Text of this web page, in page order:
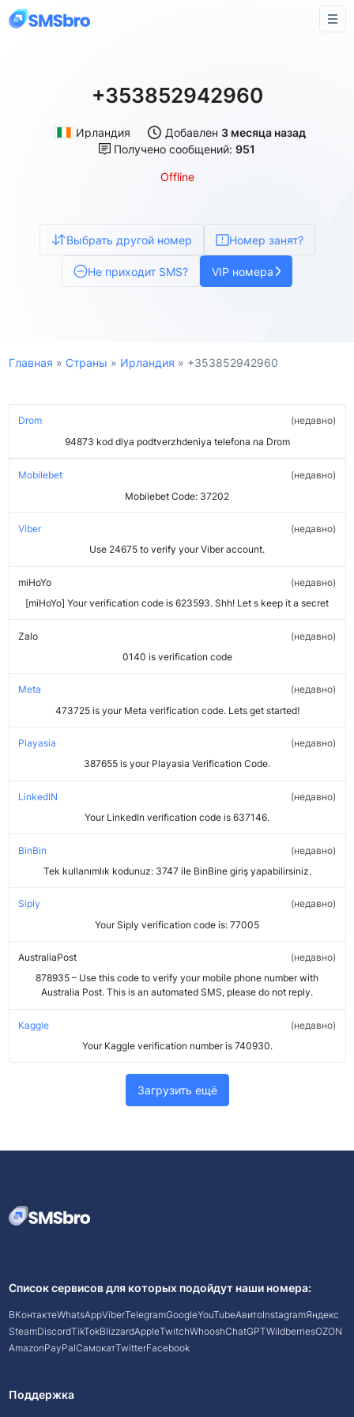
+353852942960
Ирландия Добавлен 3 месяца назад
Получено сообщений: 951
Offline
Выбрать другой номер Номер занят?
Не приходит SMS? VIP номера
Главная » Страны » Ирландия » +353852942960
Drom
94873 kod dlya podtverzhdeniya telefona na Drom
недавно
Mobilebet
Mobilebet Code: 37202
недавно
Viber
Use 24675 to verify your Viber account.
недавно
miHoYo
[miHoYo] Your verification code is 623593. Shh! Let s keep it a secret
недавно
Zalo
0140 is verification code
недавно
Meta
473725 is your Meta verification code. Lets get started!
недавно
Playasia
387655 is your Playasia Verification Code.
недавно
LinkedIN
Your LinkedIn verification code is 637146.
недавно
BinBin
Tek kullanımlık kodunuz: 3747 ile BinBine giriş yapabilirsiniz.
недавно
Siply
Your Siply verification code is: 77005
недавно
AustraliaPost
878935 – Use this code to verify your mobile phone number with
Australia Post. This is an automated SMS, please do not reply.
недавно
Kaggle
Your Kaggle verification number is 740930.
недавно
Загрузить ещё
Список сервисов для которых подойдут наши номера:
ВКонтактеWhatsAppViberTelegramGoogleYouTubeАвитоInstagramЯндекс
SteamDiscordTikTokBlizzardAppleTwitchWhooshChatGPTWildberriesOZON
AmazonPayPalСамокатTwitterFacebook
Поддержка